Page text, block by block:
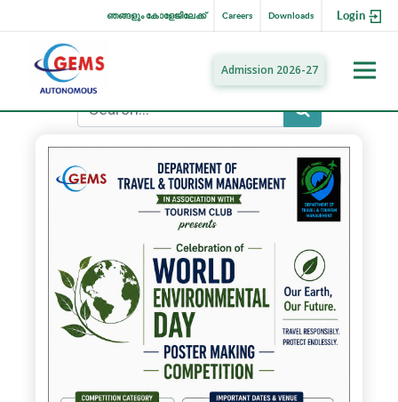
Login
Downloads
Careers
ഞങ്ങളും കോളേജിലേക്ക്
Admission 2026-27